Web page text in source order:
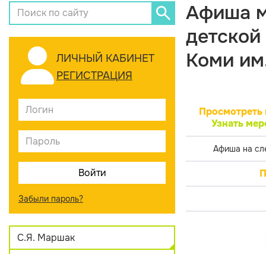
ЛИЧНЫЙ КАБИНЕТ
РЕГИСТРАЦИЯ
Забыли пароль?
С.Я. Маршак
Афиша
Коми
Просмотреть
Узнать
Афиша на